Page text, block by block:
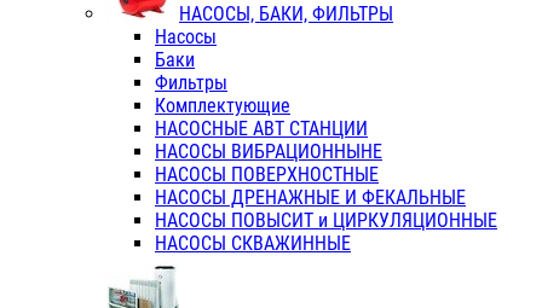
НАСОСЫ, БАКИ, ФИЛЬТРЫ
Насосы
Баки
Фильтры
Комплектующие
НАСОСНЫЕ АВТ СТАНЦИИ
НАСОСЫ ВИБРАЦИОННЫНЕ
НАСОСЫ ПОВЕРХНОСТНЫЕ
НАСОСЫ ДРЕНАЖНЫЕ И ФЕКАЛЬНЫЕ
НАСОСЫ ПОВЫСИТ и ЦИРКУЛЯЦИОННЫЕ
НАСОСЫ СКВАЖИННЫЕ